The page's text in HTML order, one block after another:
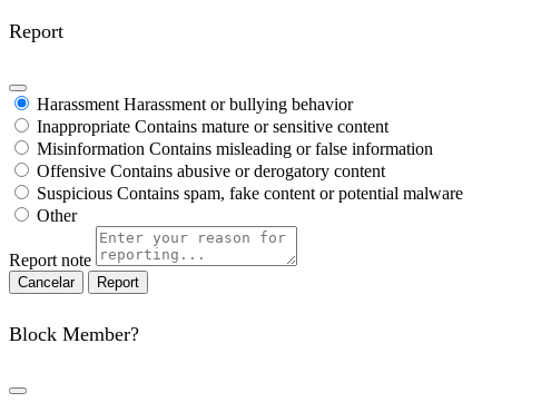
Report
Harassment Harassment or bullying behavior
Inappropriate Contains mature or sensitive content
Misinformation Contains misleading or false information
Offensive Contains abusive or derogatory content
Suspicious Contains spam, fake content or potential malware
Other
Report note
Report
Block Member?